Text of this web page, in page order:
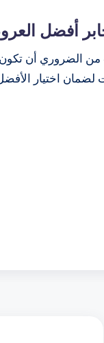
أفضل
من الضروري أن
لضمان اختيار